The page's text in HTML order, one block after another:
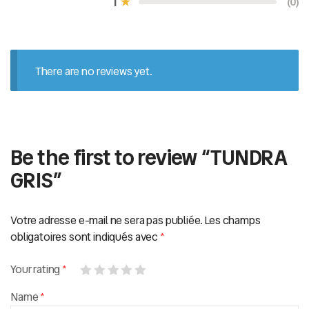
There are no reviews yet.
Be the first to review “TUNDRA
GRIS”
Votre adresse e-mail ne sera pas publiée.Les champs
obligatoires sont indiqués avec *
Your rating *
Name*